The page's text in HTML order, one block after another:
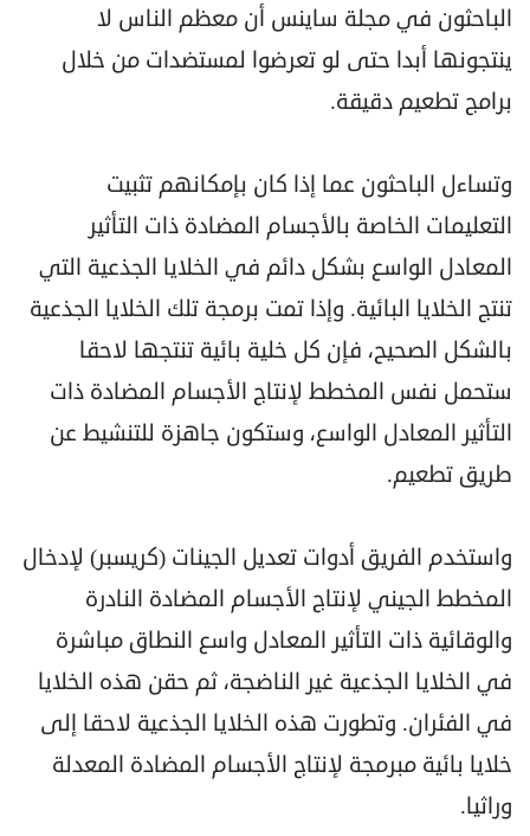
الباحثون في مجلة ساينس أن معظم الناس لا
ينتجونها أبدا حتى لو تعرضوا لمستضدات من خلال
برامج تطعيم دقيقة.
وتساءل الباحثون عما إذا كان بإمكانهم تثبيت
التعليمات الخاصة بالأجسام المضادة ذات التأثير
المعادل الواسع بشكل دائم في الخلايا الجذعية التي
تنتج الخلايا البائية. وإذا تمت برمجة تلك الخلايا الجذعية
بالشكل الصحيح، فإن كل خلية بائية تنتجها لاحقا
ستحمل نفس المخطط لإنتاج الأجسام المضادة ذات
التأثير المعادل الواسع، وستكون جاهزة للتنشيط عن
طريق تطعيم.
واستخدم الفريق أدوات تعديل الجينات (كريسبر) لإدخال
المخطط الجيني لإنتاج الأجسام المضادة النادرة
والوقائية ذات التأثير المعادل واسع النطاق مباشرة
في الخلايا الجذعية غير الناضجة، ثم حقن هذه الخلايا
في الفئران. وتطورت هذه الخلايا الجذعية لاحقا إلى
خلايا بائية مبرمجة لإنتاج الأجسام المضادة المعدلة
وراثيا.